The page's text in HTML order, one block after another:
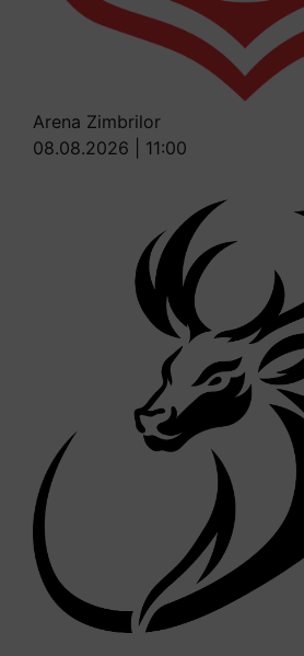
Arena Zimbrilor
08.08.2026 | 11:00